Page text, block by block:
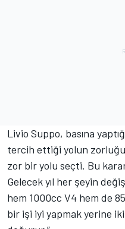
Livio Suppo, basına
tercih ettiği yolun
zor bir yolu seçti. Bu
Gelecek yıl her şeyin
hem 1000cc V4 hem de
bir işi iyi yapmak yerine